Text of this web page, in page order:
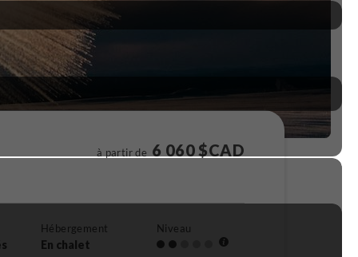
à partir de 6 060 $CAD
Hébergement
En chalet
Niveau